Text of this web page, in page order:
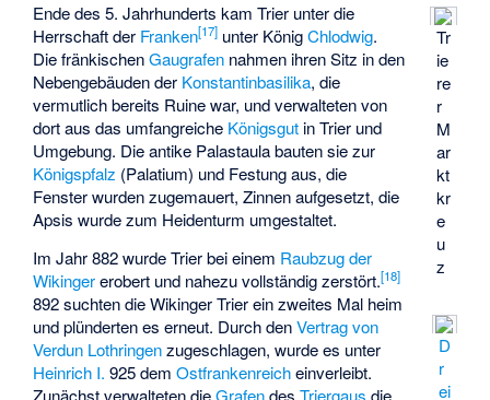
Tr
ie
re
r
M
ar
kt
kr
e
u
z
D
r
ei
Ende des 5. Jahrhunderts kam Trier unter die
Herrschaft der Franken[17] unter KönigChlodwig.
Die fränkischenGaugrafen nahmen ihren Sitz in den
Nebengebäuden der Konstantinbasilika, die
vermutlich bereits Ruine war, und verwalteten von
dort aus das umfangreiche Königsgut in Trier und
Umgebung. Die antike Palastaula bauten sie zur
Königspfalz (Palatium) und Festung aus, die
Fenster wurden zugemauert, Zinnen aufgesetzt, die
Apsis wurde zum Heidenturm umgestaltet.
Im Jahr 882 wurde Trier bei einem Raubzug der
Wikingererobert und nahezu vollständig zerstört.[18]
892 suchten die Wikinger Trier ein zweites Mal heim
und plünderten es erneut. Durch denVertrag von
Verdun Lothringenzugeschlagen, wurde es unter
Heinrich I. 925 demOstfrankenreicheinverleibt.
Zunächst verwalteten dieGrafendesTriergaus die